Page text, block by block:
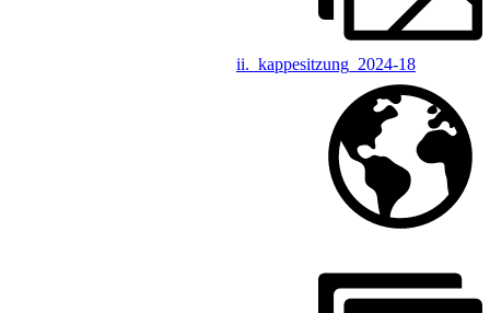
ii._kappesitzung_2024-18